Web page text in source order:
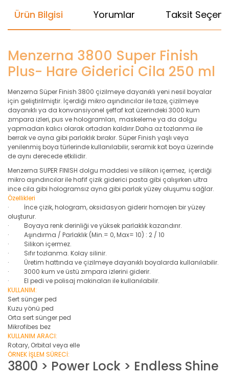
Ürün Bilgisi Yorumlar Taksit
Menzerna 3800 Super Finish
Plus- Hare Giderici Cila 250 ml
Menzerna Süper Finish 3800 çizilmeye dayanıklı yeni nesil boyalar
için geliştirilmiştir. İçerdiği mikro aşındırıcılar ile taze, çizilmeye
dayanıklı ya da konvansiyonel şeffaf kat üzerindeki 3000 kum
zımpara izleri, pus ve hologramları, maskeleme ya da dolgu
yapmadan kalıcı olarak ortadan kaldırır.Daha az tozlanma ile
berrak ve ayna gibi parlaklık bırakır. Süper Finish yaşlı veya
yenilenmiş boya türlerinde kullanılabilir, seramik kat boya üzerinde
de aynı derecede etkilidir.
Menzerna SUPER FINISH dolgu maddesi ve silikon içermez, içerdiği
mikro aşındırıcılar ile hafif çizik giderici pasta gibi çalışırken ultra
ince cila gibi hologramsız ayna gibi parlak yüzey oluşumu sağlar.
Özellikleri
· İnce çizik, hologram, oksidasyon giderir homojen bir yüzey
oluşturur.
· Boyaya renk derinliği ve yüksek parlaklık kazandırır.
· Aşındırma / Parlaklık (Min.= 0, Max= 10) : 2 / 10
· Silikon içermez.
· Sıfır tozlanma. Kolay silinir.
· Üretim hattında ve çizilmeye dayanıklı boyalarda kullanılabilir.
· 3000 kum ve üstü zımpara izlerini giderir.
· El pedi ve polisaj makinaları ile kullanılabilir.
KULLANIM:
Sert sünger ped
Kuzu yönü ped
Orta sert sünger ped
Mikrofibes bez
KULLANIM ARACI:
Rotary, Orbital veya elle
ÖRNEK İŞLEM SÜRECİ:
3800 > Power Lock > Endless Shine